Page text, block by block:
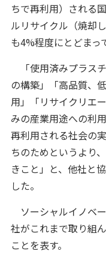
ちで再利用）される
ルリサイクル（焼却
も4%程度にとどまっ
「使用済みプラス
の構築」「高品質、
用」「リサイクリエ
みの産業用途への利
再利用される社会の
ちのためというより
きこと」と、他社と
した。
ソーシャルイノベ
社がこれまで取り組
ことを表す。